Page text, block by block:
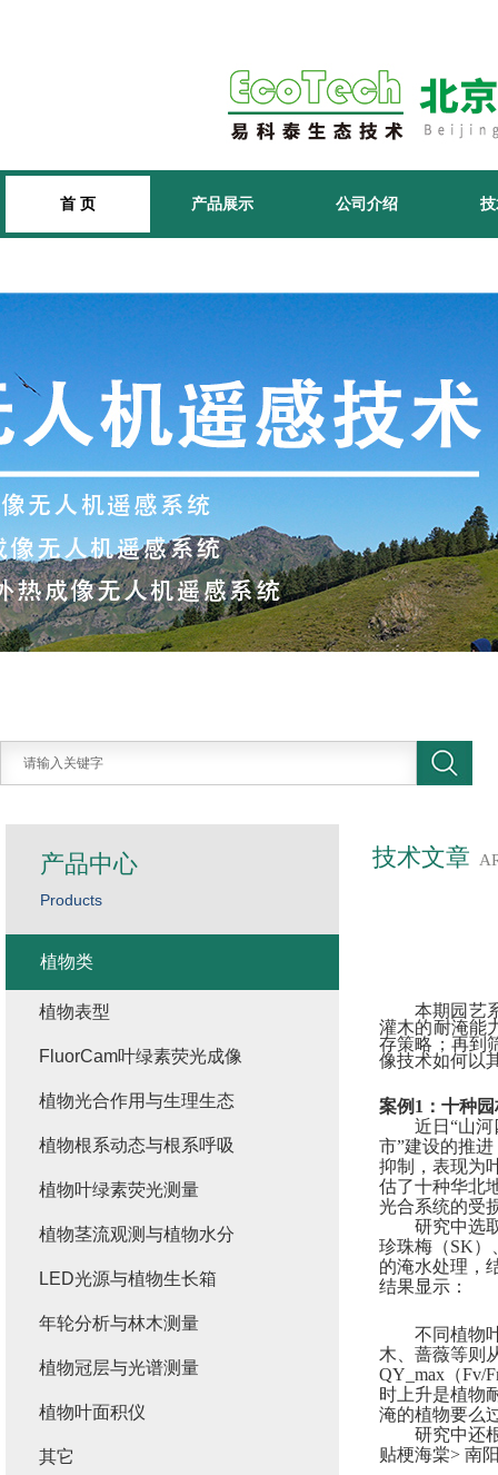
首 页 产品展示 公司介绍
技术文章
本期 园艺
灌木的耐淹能
存策略；再到
像技术如何以
案例 1 ： 十种
近日 “山
市”建设的推
抑制，表现为
估了十种华北
光合系统的受
研究中选
珍珠梅（SK）
的淹水处理，
结果显示：
不同植物
木、蔷薇等则
QY_max （Fv/
时上升是植物
淹的植物要么
研究中还
贴梗海棠> 南
产品中心
Products
植物类
植物表型
FluorCam叶绿素荧光成像
植物光合作用与生理生态
植物根系动态与根系呼吸
植物叶绿素荧光测量
植物茎流观测与植物水分
LED光源与植物生长箱
年轮分析与林木测量
植物冠层与光谱测量
植物叶面积仪
其它